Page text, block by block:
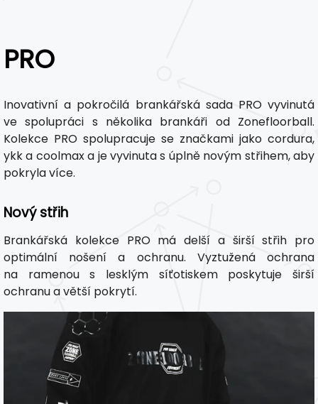
PRO
Inovativní a pokročilá brankářská sada PRO vyvinutá
ve spolupráci s několika brankáři od Zonefloorball.
Kolekce PRO spolupracuje se značkami jako cordura,
ykk a coolmax a je vyvinuta s úplně novým střihem, aby
pokryla více.
Nový střih
Brankářská kolekce PRO má delší a širší střih pro
optimální nošení a ochranu. Vyztužená ochrana
na ramenou s lesklým síťotiskem poskytuje širší
ochranu a větší pokrytí.